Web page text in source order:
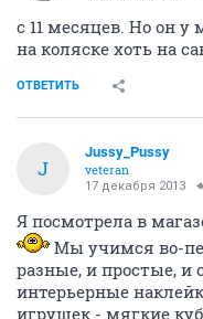
с 11 месяцев. Но он
на коляске хоть на
ОТВЕТИТЬ
J
Jussy_Pussy
veteran
17 декабря 2013
Я посмотрела в
Мы учимся во-
разные, и простые, и
интерьерные
игрушек - мягкие